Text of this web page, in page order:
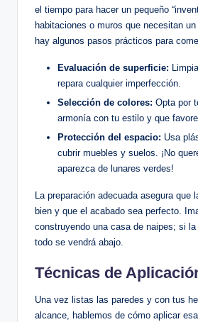
el tiempo para hacer un pequeño
habitaciones o muros que necesitan
hay algunos pasos prácticos para
Evaluación de superficie:
repara cualquier imperfección.
Selección de colores: Opta por
armonía con tu estilo y que
Protección del espacio: Usa
cubrir muebles y suelos. ¡No
aparezca de lunares verdes!
La preparación adecuada asegura que
bien y que el acabado sea perfecto.
construyendo una casa de naipes; si
todo se vendrá abajo.
Técnicas de
Una vez listas las paredes y con tus
alcance, hablemos de cómo aplicar